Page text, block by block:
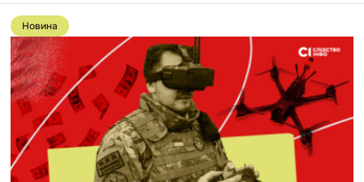
Перейти
до
публікації
Робив
неякісні
FPV-
дрони
для
українських
військових,
щоб
привласнити
майже
Новина